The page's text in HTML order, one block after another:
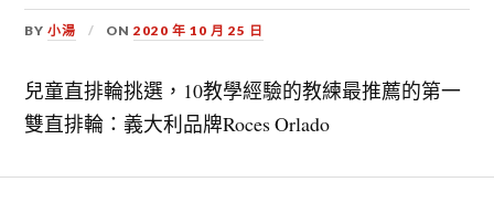
BY小湯 ON2020 年 10 月 25 日
兒童直排輪挑選，10教學經驗的教練最推薦的第一
雙直排輪：義大利品牌Roces Orlado